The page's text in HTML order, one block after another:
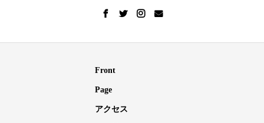
Front
Page
アクセス